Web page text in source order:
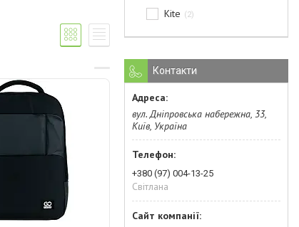
Kite 2
Контакти
вул. Дніпровська набережна, 33,
Київ, Україна
+380 (97) 004-13-25
Світлана